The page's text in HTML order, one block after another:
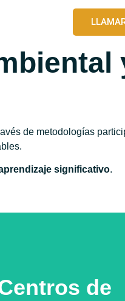
de metodologías
significativo.
de